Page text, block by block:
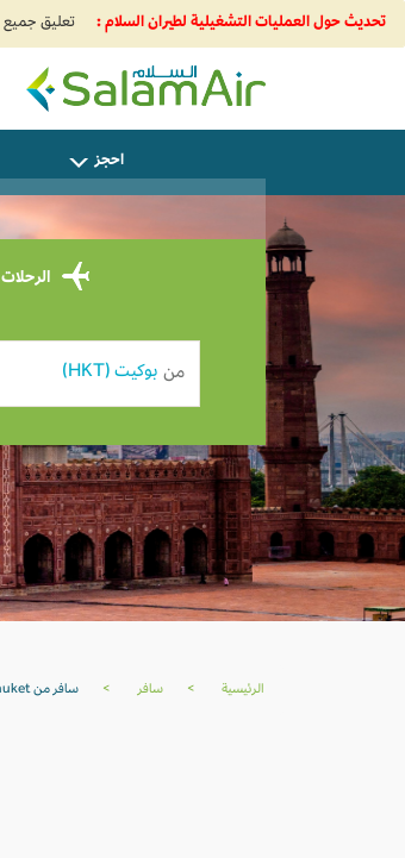
تحديث حول العمليات التشغيلية لطيران السلام :
SalamAir
احجز
الرحلات
من
الرئيسية > سافر > سافر من Phuket إلى لاهور THB 0